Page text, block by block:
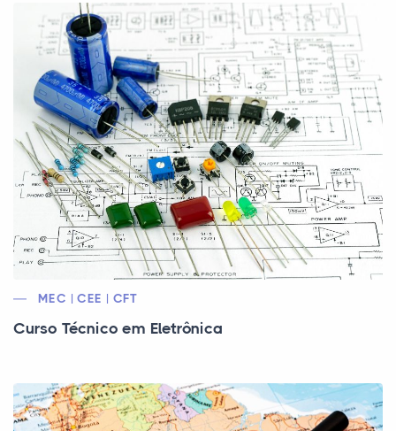
MEC | CEE | CFT
Curso Técnico em Eletrônica